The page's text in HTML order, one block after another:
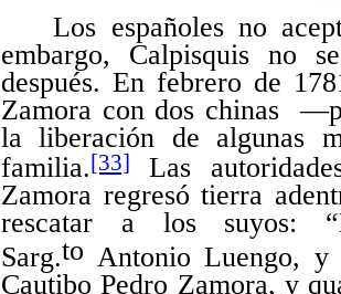
Los españoles no
embargo, Calpisquis no
después. En febrero de
Zamora con dos chinas
la liberación de algunas
familia.[33]
Las
Zamora regresó tierra
rescatar a los suyos:
Sarg.to Antonio Luengo, y
Cautibo Pedro Zamora, y